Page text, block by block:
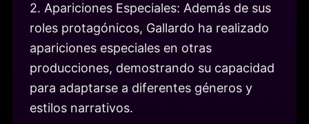
2. Apariciones Especiales: Además de sus
roles protagónicos, Gallardo ha realizado
apariciones especiales en otras
producciones, demostrando su capacidad
para adaptarse a diferentes géneros y
estilos narrativos.